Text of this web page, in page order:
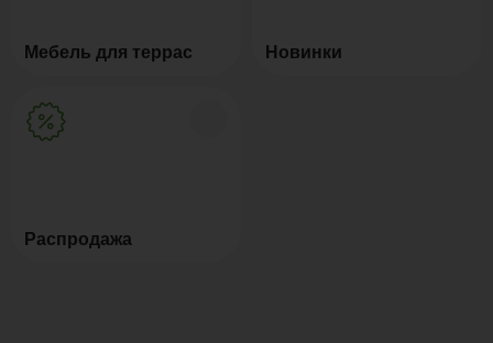
Мебель для террас Новинки
Распродажа